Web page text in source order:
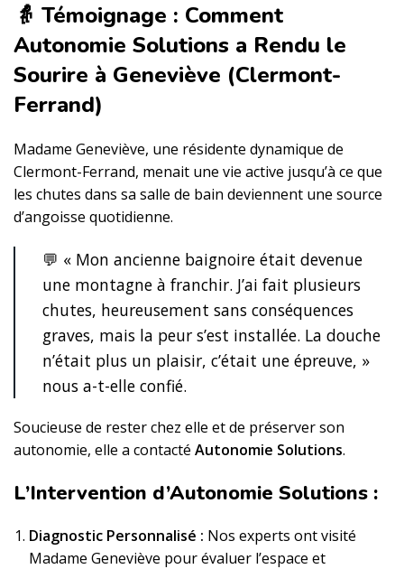
👵 Témoignage : Comment
Autonomie Solutions a Rendu le
Sourire à Geneviève (Clermont-
Ferrand)
Madame Geneviève, une résidente dynamique de
Clermont-Ferrand, menait une vie active jusqu’à ce que
les chutes dans sa salle de bain deviennent une source
d’angoisse quotidienne.
💬 « Mon ancienne baignoire était devenue
une montagne à franchir. J’ai fait plusieurs
chutes, heureusement sans conséquences
graves, mais la peur s’est installée. La douche
n’était plus un plaisir, c’était une épreuve, »
nous a-t-elle confié.
Soucieuse de rester chez elle et de préserver son
autonomie, elle a contacté Autonomie Solutions.
L’Intervention d’Autonomie Solutions :
Diagnostic Personnalisé : Nos experts ont visité
Madame Geneviève pour évaluer l’espace et